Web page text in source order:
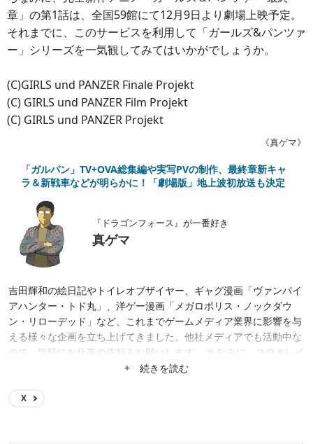
章」の第1話は、全国59館にて12月9日より劇場上映予定。
それまでに、このサービスを利用して「ガールズ&パンツァ
ー」シリーズを一気観してみてはいかがでしょうか。
(C)GIRLS und PANZER Finale Projekt
(C) GIRLS und PANZER Film Projekt
(C) GIRLS und PANZER Projekt
《真ゲマ》
「ガルパン」TV+OVA総集編や実写PVの制作、最終章新キャ
ラ＆新戦車などが明らかに！「劇場版」地上波初放送も決定
『ドラゴンフォース』が一番好き
真ゲマ
吉田輝和の絵日記やトイレオブザイヤー、ギャグ漫画「ヴァンパイ
アハンター・トド丸」、洋ゲー漫画「メガロポリス・ノックダウ
ン・リローデッド」など、これまでゲームメディア業界に影響を与
える様々な企画を立ち上げてきました。他社メディアでも活動中な
ので、気軽にお仕事の依頼をお願いします。 ちなみに、ユウキレイ
先生が手掛ける4コマ漫画「まほろば小町ハルヒノさん」（まんが
+ 続きを読む
X